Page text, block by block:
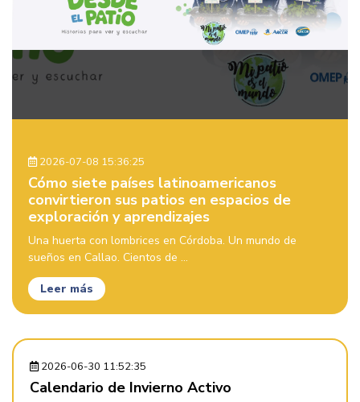
2026-07-08 15:36:25
Cómo siete países latinoamericanos
convirtieron sus patios en espacios de
exploración y aprendizajes
Una huerta con lombrices en Córdoba. Un mundo de
sueños en Callao. Cientos de ...
Leer más
2026-06-30 11:52:35
Calendario de Invierno Activo